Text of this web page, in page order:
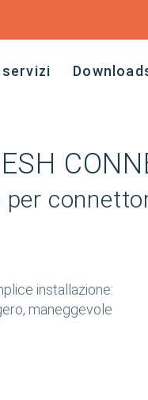
installazione:
maneggevole